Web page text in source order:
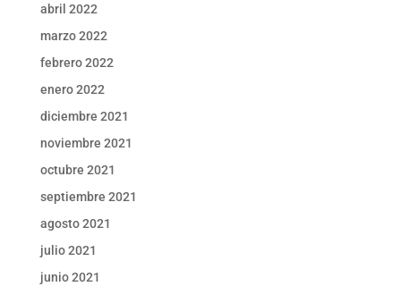
abril 2022
marzo 2022
febrero 2022
enero 2022
diciembre 2021
noviembre 2021
octubre 2021
septiembre 2021
agosto 2021
julio 2021
junio 2021